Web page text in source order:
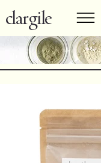
clargile